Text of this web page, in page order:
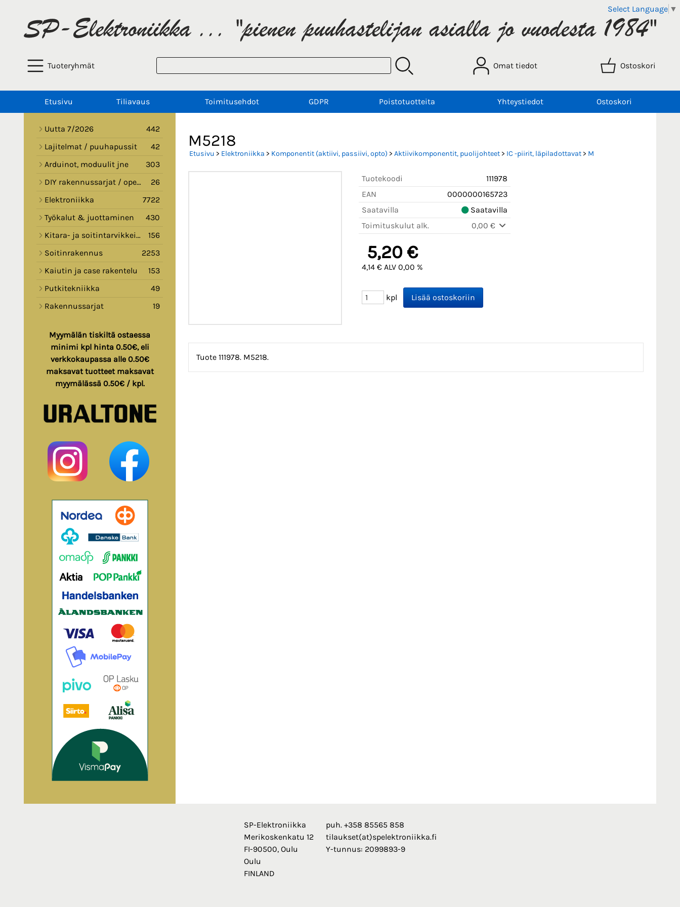
Select Language ▼
Tuoteryhmät Omat tiedot Ostoskori
Etusivu Tiliavaus Toimitusehdot GDPR Poistotuotteita Yhteystiedot Ostoskori
Uutta 7/2026
442
Lajitelmat / puuhapussit
42
Arduinot, moduulit jne
303
DIY rakennussarjat / opetussarjat
26
Elektroniikka
7722
Työkalut & juottaminen
430
Kitara- ja soitintarvikkeita
156
Soitinrakennus
2253
Kaiutin ja case rakentelu
153
Putkitekniikka
49
Rakennussarjat
19
Myymälän tiskiltä ostaessa
minimi kpl hinta 0.50€, eli
verkkokaupassa alle 0.50€
maksavat tuotteet maksavat
myymälässä 0.50€ / kpl.
M5218
Etusivu > Elektroniikka > Komponentit (aktiivi, passiivi, opto) > Aktiivikomponentit, puolijohteet> IC -piirit, läpiladottavat> M
Tuotekoodi
111978
EAN
0000000165723
Saatavilla
Saatavilla
Toimituskulut alk.
0,00 €
5,20 €
4,14 € ALV 0,00 %
kpl
Tuote 111978. M5218.
SP-Elektroniikka
Merikoskenkatu 12
FI-90500, Oulu
Oulu
FINLAND
puh. +358 85565 858
tilaukset(at)spelektroniikka.fi
Y-tunnus: 2099893-9